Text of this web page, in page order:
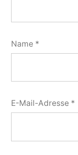
Name *
E-Mail-Adresse *